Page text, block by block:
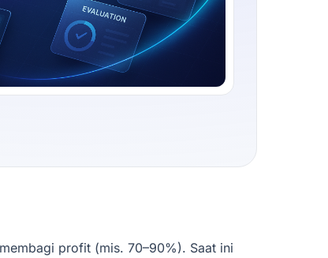
profit (mis. 70–90%). Saat ini